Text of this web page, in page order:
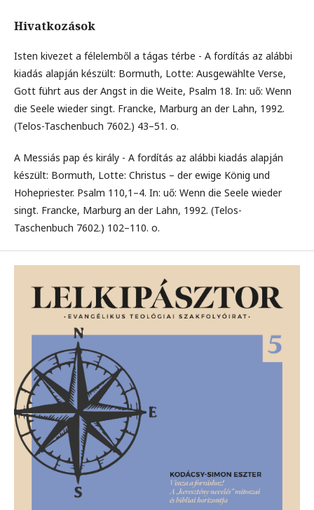
Hivatkozások
Isten kivezet a félelemből a tágas térbe - A fordítás az alábbi
kiadás alapján készült: Bormuth, Lotte: Ausgewählte Verse,
Gott führt aus der Angst in die Weite, Psalm 18. In: uő: Wenn
die Seele wieder singt. Francke, Marburg an der Lahn, 1992.
(Telos-Taschenbuch 7602.) 43–51. o.
A Messiás pap és király - A fordítás az alábbi kiadás alapján
készült: Bormuth, Lotte: Christus – der ewige König und
Hohepriester. Psalm 110,1–4. In: uő: Wenn die Seele wieder
singt. Francke, Marburg an der Lahn, 1992. (Telos-
Taschenbuch 7602.) 102–110. o.